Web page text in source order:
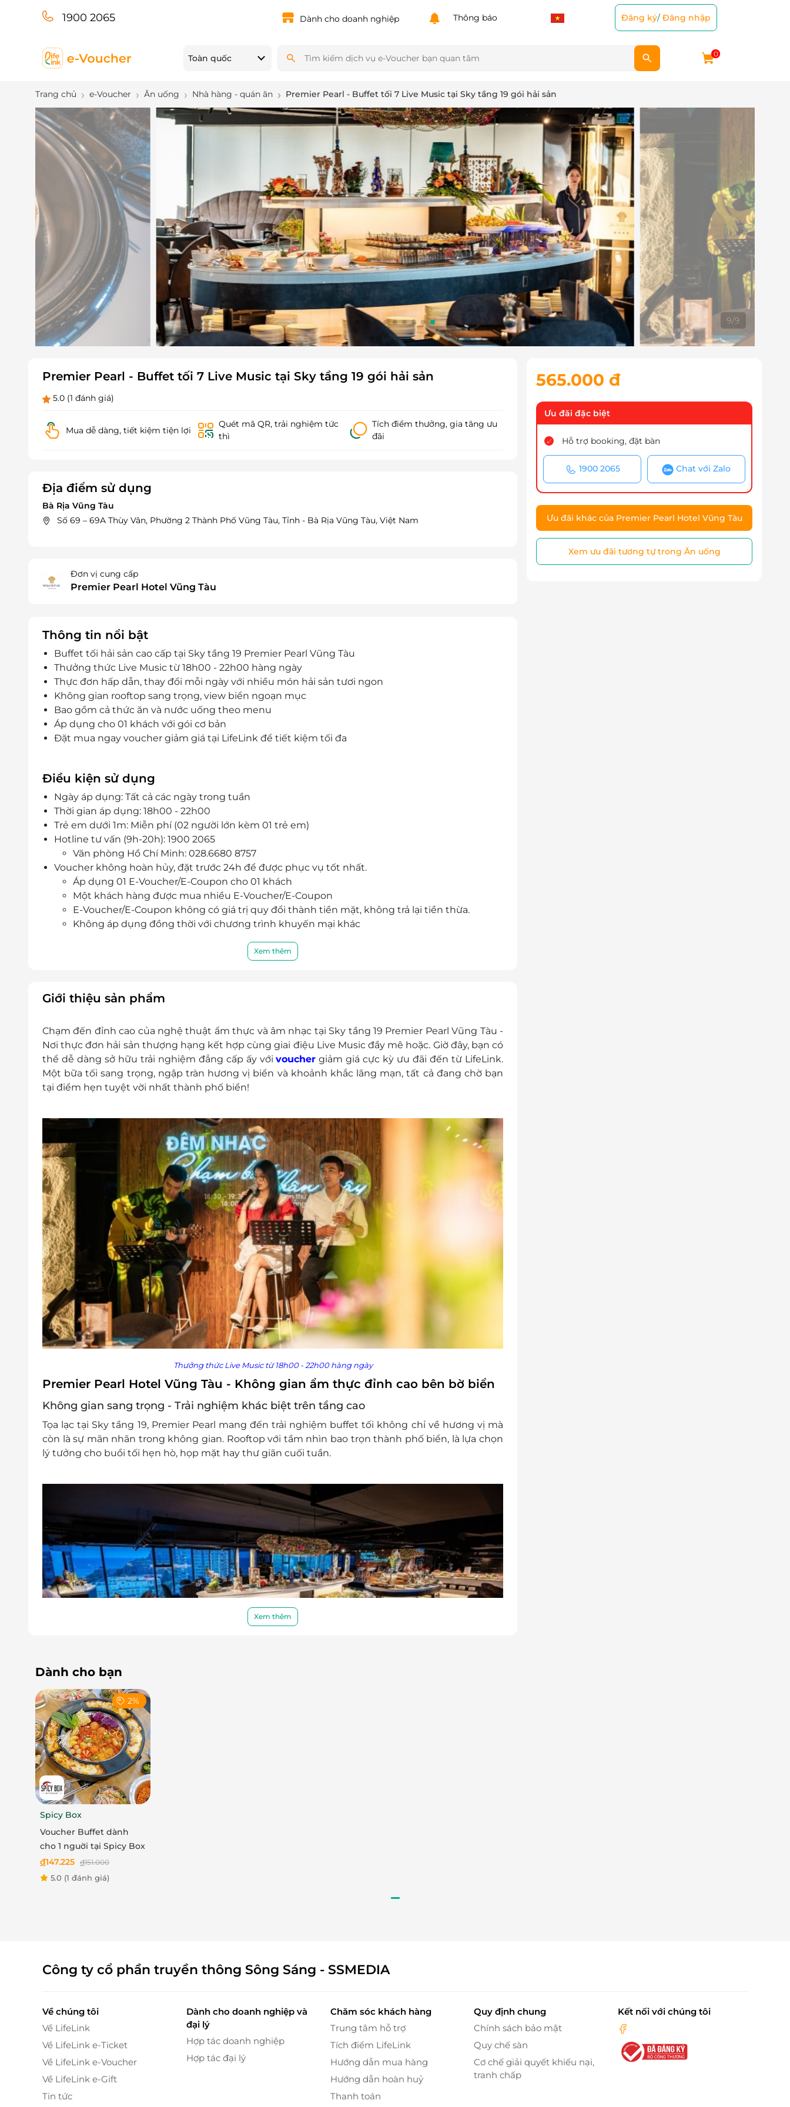
1900 2065 Dành cho doanh nghiệp Thông báo Đăng ký/Đăng nhập
Toàn quốc 0
Trang chủ e-Voucher Ăn uống Nhà hàng - quán ăn Premier Pearl - Buffet tối 7 Live Music tại Sky tầng 19 gói hải sản
1/9
Premier Pearl - Buffet tối 7 Live Music tại Sky tầng 19 gói hải sản
5.0 (1 đánh giá)
Mua dễ dàng, tiết kiệm tiện lợi
Quét mã QR, trải nghiệm tức
thì
Tích điểm thưởng, gia tăng ưu
đãi
Địa điểm sử dụng
Bà Rịa Vũng Tàu
Số 69 – 69A Thùy Vân, Phường 2 Thành Phố Vũng Tàu, Tỉnh - Bà Rịa Vũng Tàu, Việt Nam
Đơn vị cung cấp
Premier Pearl Hotel Vũng Tàu
Thông tin nổi bật
Buffet tối hải sản cao cấp tại Sky tầng 19 Premier Pearl Vũng Tàu
Thưởng thức Live Music từ 18h00 - 22h00 hàng ngày
Thực đơn hấp dẫn, thay đổi mỗi ngày với nhiều món hải sản tươi ngon
Không gian rooftop sang trọng, view biển ngoạn mục
Bao gồm cả thức ăn và nước uống theo menu
Áp dụng cho 01 khách với gói cơ bản
Đặt mua ngay voucher giảm giá tại LifeLink để tiết kiệm tối đa
Điều kiện sử dụng
Ngày áp dụng: Tất cả các ngày trong tuần
Thời gian áp dụng: 18h00 - 22h00
Trẻ em dưới 1m: Miễn phí (02 người lớn kèm 01 trẻ em)
Hotline tư vấn (9h-20h): 1900 2065
Văn phòng Hồ Chí Minh: 028.6680 8757
Voucher không hoàn hủy, đặt trước 24h để được phục vụ tốt nhất.
Áp dụng 01 E-Voucher/E-Coupon cho 01 khách
Một khách hàng được mua nhiều E-Voucher/E-Coupon
E-Voucher/E-Coupon không có giá trị quy đổi thành tiền mặt, không trả lại tiền thừa.
Không áp dụng đồng thời với chương trình khuyến mại khác
Xem thêm
Giới thiệu sản phẩm
Chạm đến đỉnh cao của nghệ thuật ẩm thực và âm nhạc tại Sky tầng 19 Premier Pearl Vũng Tàu -
Nơi thực đơn hải sản thượng hạng kết hợp cùng giai điệu Live Music đầy mê hoặc. Giờ đây, bạn có
thể dễ dàng sở hữu trải nghiệm đẳng cấp ấy vớivoucher giảm giá cực kỳ ưu đãi đến từ LifeLink.
Một bữa tối sang trọng, ngập tràn hương vị biển và khoảnh khắc lãng mạn, tất cả đang chờ bạn
tại điểm hẹn tuyệt vời nhất thành phố biển!
Thưởng thức Live Music từ 18h00 - 22h00 hàng ngày
Premier Pearl Hotel Vũng Tàu - Không gian ẩm thực đỉnh cao bên bờ biển
Không gian sang trọng - Trải nghiệm khác biệt trên tầng cao
Tọa lạc tại Sky tầng 19, Premier Pearl mang đến trải nghiệm buffet tối không chỉ về hương vị mà
còn là sự mãn nhãn trong không gian. Rooftop với tầm nhìn bao trọn thành phố biển, là lựa chọn
lý tưởng cho buổi tối hẹn hò, họp mặt hay thư giãn cuối tuần.
Menu hải sản đa dạng - Thực đơn hấp dẫn thay đổi theo ngày
Buffet tối bao gồm thức ăn & nước uống theo menu, phục vụ kèm Live Music từ 18h00 - 22h00
hàng ngày. Thực đơn phong phú, nổi bật với các món:
Gỏi mực, gỏi gà, salad trái cây và tôm, chả lụa, nem chua
Bún hải sản kim chi, vịt quay, cháo hải sản hạt sen, cơm chiên kimchi
Tôm nướng, mực nướng, sò vẹo nướng mỡ hành, cá nướng
Xem thêm
565.000 đ
Ưu đãi đặc biệt
Hỗ trợ booking, đặt bàn
1900 2065 Chat với Zalo
Ưu đãi khác của Premier Pearl Hotel Vũng Tàu
Xem ưu đãi tương tự trong Ăn uống
Dành cho bạn
2%
Spicy Box
Voucher Buffet dành
cho 1 nguời tại Spicy Box
đ147.225 đ151.000
5.0 (1 đánh giá)
Công ty cổ phần truyền thông Sông Sáng - SSMEDIA
Về chúng tôi
Về LifeLink
Về LifeLink e-Ticket
Về LifeLink e-Voucher
Về LifeLink e-Gift
Tin tức
Dành cho doanh nghiệp và
đại lý
Hợp tác doanh nghiệp
Hợp tác đại lý
Chăm sóc khách hàng
Trung tâm hỗ trợ
Tích điểm LifeLink
Hướng dẫn mua hàng
Hướng dẫn hoàn huỷ
Thanh toán
Quy định chung
Chính sách bảo mật
Quy chế sàn
Cơ chế giải quyết khiếu nại,
tranh chấp
Kết nối với chúng tôi